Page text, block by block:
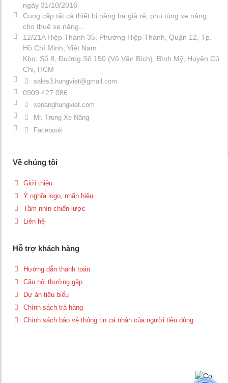
ngày 31/10/2016
Cung cấp tất cả thiết bị nâng hạ giá rẻ, phụ tùng xe nâng,
cho thuê xe nâng...
12/21A Hiệp Thành 35, Phường Hiệp Thành, Quận 12, Tp.
Hồ Chí Minh, Việt Nam
Kho: Số 8, Đường Số 150 (Võ Văn Bích), Bình Mỹ, Huyện Củ
Chi, HCM
sales3.hungviet@gmail.com
0909.427.086
xenanghungviet.com
Mr. Trung Xe Nâng
Facebook
Về chúng tôi
Giới thiệu
Ý nghĩa logo, nhãn hiệu
Tầm nhìn chiến lược
Liên hệ
Hỗ trợ khách hàng
Hướng dẫn thanh toán
Câu hỏi thường gặp
Dự án tiêu biểu
Chính sách trả hàng
Chính sách bảo vệ thông tin cá nhân của người tiêu dùng